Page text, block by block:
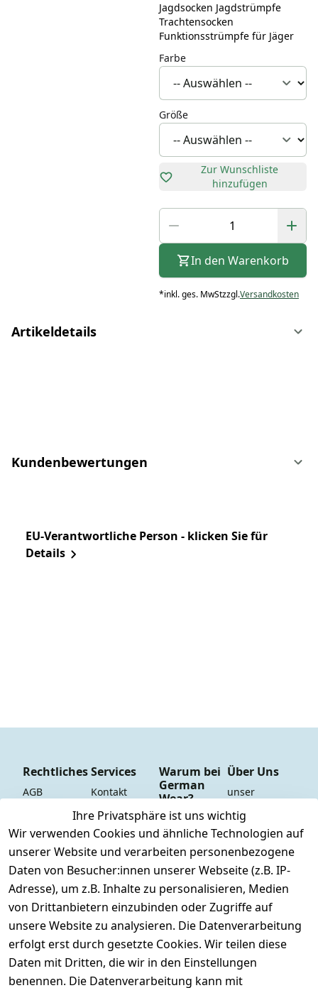
Jagdsocken Jagdstrümpfe
Trachtensocken
Funktionsstrümpfe für Jäger
Farbe
Größe
Zur Wunschliste
hinzufügen
In den Warenkorb
*inkl. ges. MwStzzgl.Versandkosten
Artikeldetails
Kundenbewertungen
EU-Verantwortliche Person - klicken Sie für
Details
Ihre Privatsphäre ist uns wichtig
Wir verwenden Cookies und ähnliche Technologien auf
unserer Website und verarbeiten personenbezogene
Daten von Besucher:innen unserer Webseite (z.B. IP-
Adresse), um z.B. Inhalte zu personalisieren, Medien
von Drittanbietern einzubinden oder Zugriffe auf
unsere Website zu analysieren. Die Datenverarbeitung
erfolgt erst durch gesetzte Cookies. Wir teilen diese
Daten mit Dritten, die wir in den Einstellungen
benennen. Die Datenverarbeitung kann mit
Rechtliches
AGB
Impressum
Datenschutze
rklärung
Barrierefreihe
itserklärung
Widerrufsrec
ht
Vertrag
Services
Kontakt
Registrieren
Versand &
Versandkoste
n
Retoure &
Rücksendung
Rücksendeeti
kett drucken
(Inland)
FAQs - Häufig
Warum bei
German
Wear?
Dauer
Tiefpreisgara
ntie*
Express-24h-
Versand
24/7 aktueller
Warenbestan
d
+ 95% aus
Über Uns
unser
YouTube-
Kanal
unsere
Facebook-
Seite
unsere
Damen &
Herren
unsere